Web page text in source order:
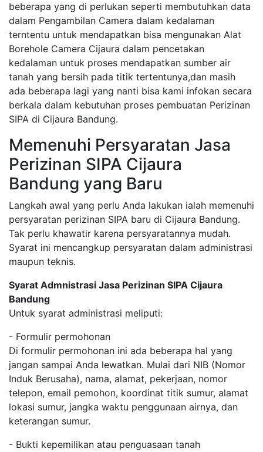
beberapa yang di perlukan seperti membutuhkan data
dalam Pengambilan Camera dalam kedalaman
terntentu untuk mendapatkan bisa mengunakan Alat
Borehole Camera Cijaura dalam pencetakan
kedalaman untuk proses mendapatkan sumber air
tanah yang bersih pada titik tertentunya,dan masih
ada beberapa lagi yang nanti bisa kami infokan secara
berkala dalam kebutuhan proses pembuatan Perizinan
SIPA di Cijaura Bandung.
Memenuhi Persyaratan Jasa
Perizinan SIPA Cijaura
Bandung yang Baru
Langkah awal yang perlu Anda lakukan ialah memenuhi
persyaratan perizinan SIPA baru di Cijaura Bandung.
Tak perlu khawatir karena persyaratannya mudah.
Syarat ini mencangkup persyaratan dalam administrasi
maupun teknis.
Syarat Admnistrasi Jasa Perizinan SIPA Cijaura
Bandung
Untuk syarat administrasi meliputi:
- Formulir permohonan
Di formulir permohonan ini ada beberapa hal yang
jangan sampai Anda lewatkan. Mulai dari NIB (Nomor
Induk Berusaha), nama, alamat, pekerjaan, nomor
telepon, email pemohon, koordinat titik sumur, alamat
lokasi sumur, jangka waktu penggunaan airnya, dan
keterangan sumur.
- Bukti kepemilikan atau penguasaan tanah